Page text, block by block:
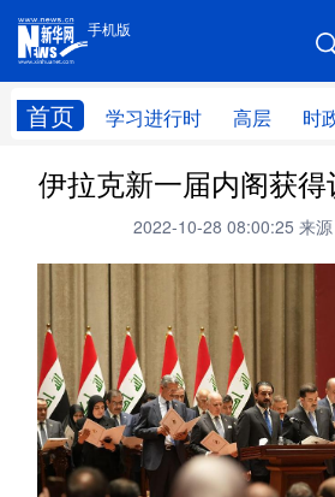
手机版
首页 学习进行时 高层 时
手机版
网站地图
学习进行时 高层
财经 网
台湾
科技 科创
文化 书画
访谈 视频
法律 中央文件
伊拉克新一届内阁获
2022-10-28 08:00:25 来